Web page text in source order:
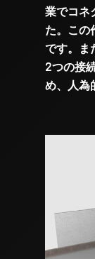
業でコネ
た。この
です。ま
2つの接
め、人為